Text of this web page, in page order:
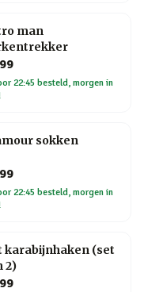
man
22:45 besteld, morgen in
sokken
22:45 besteld, morgen in
karabijnhaken (set
2)